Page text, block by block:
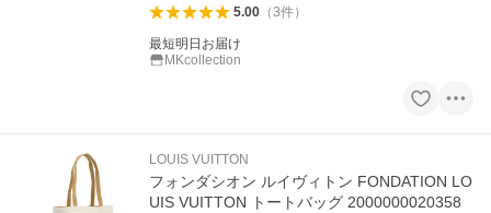
5.00（3件）
最短明日お届け
MKcollection
LOUIS VUITTON
フォンダシオン ルイヴィトン FONDATION LO
UIS VUITTON トートバッグ 2000000020358